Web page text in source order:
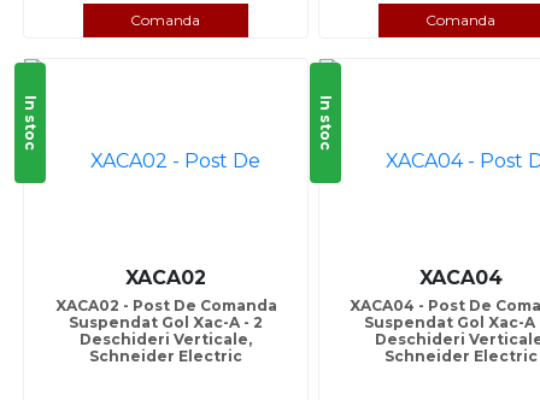
Comanda Comanda
In stoc
XACA02
XACA02 - Post De Comanda
Suspendat Gol Xac-A - 2
Deschideri Verticale,
Schneider Electric
In stoc
XACA04
XACA04 - Post De
Suspendat Gol Xac-A
Deschideri
Schneider Electric